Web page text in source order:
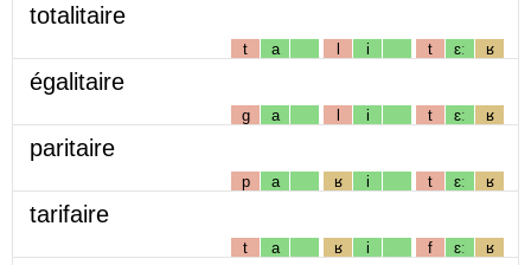
totalitaire
t a l i t ɛː ʁ
égalitaire
g a l i t ɛː ʁ
paritaire
p a ʁ i t ɛː ʁ
tarifaire
t a ʁ i f ɛː ʁ